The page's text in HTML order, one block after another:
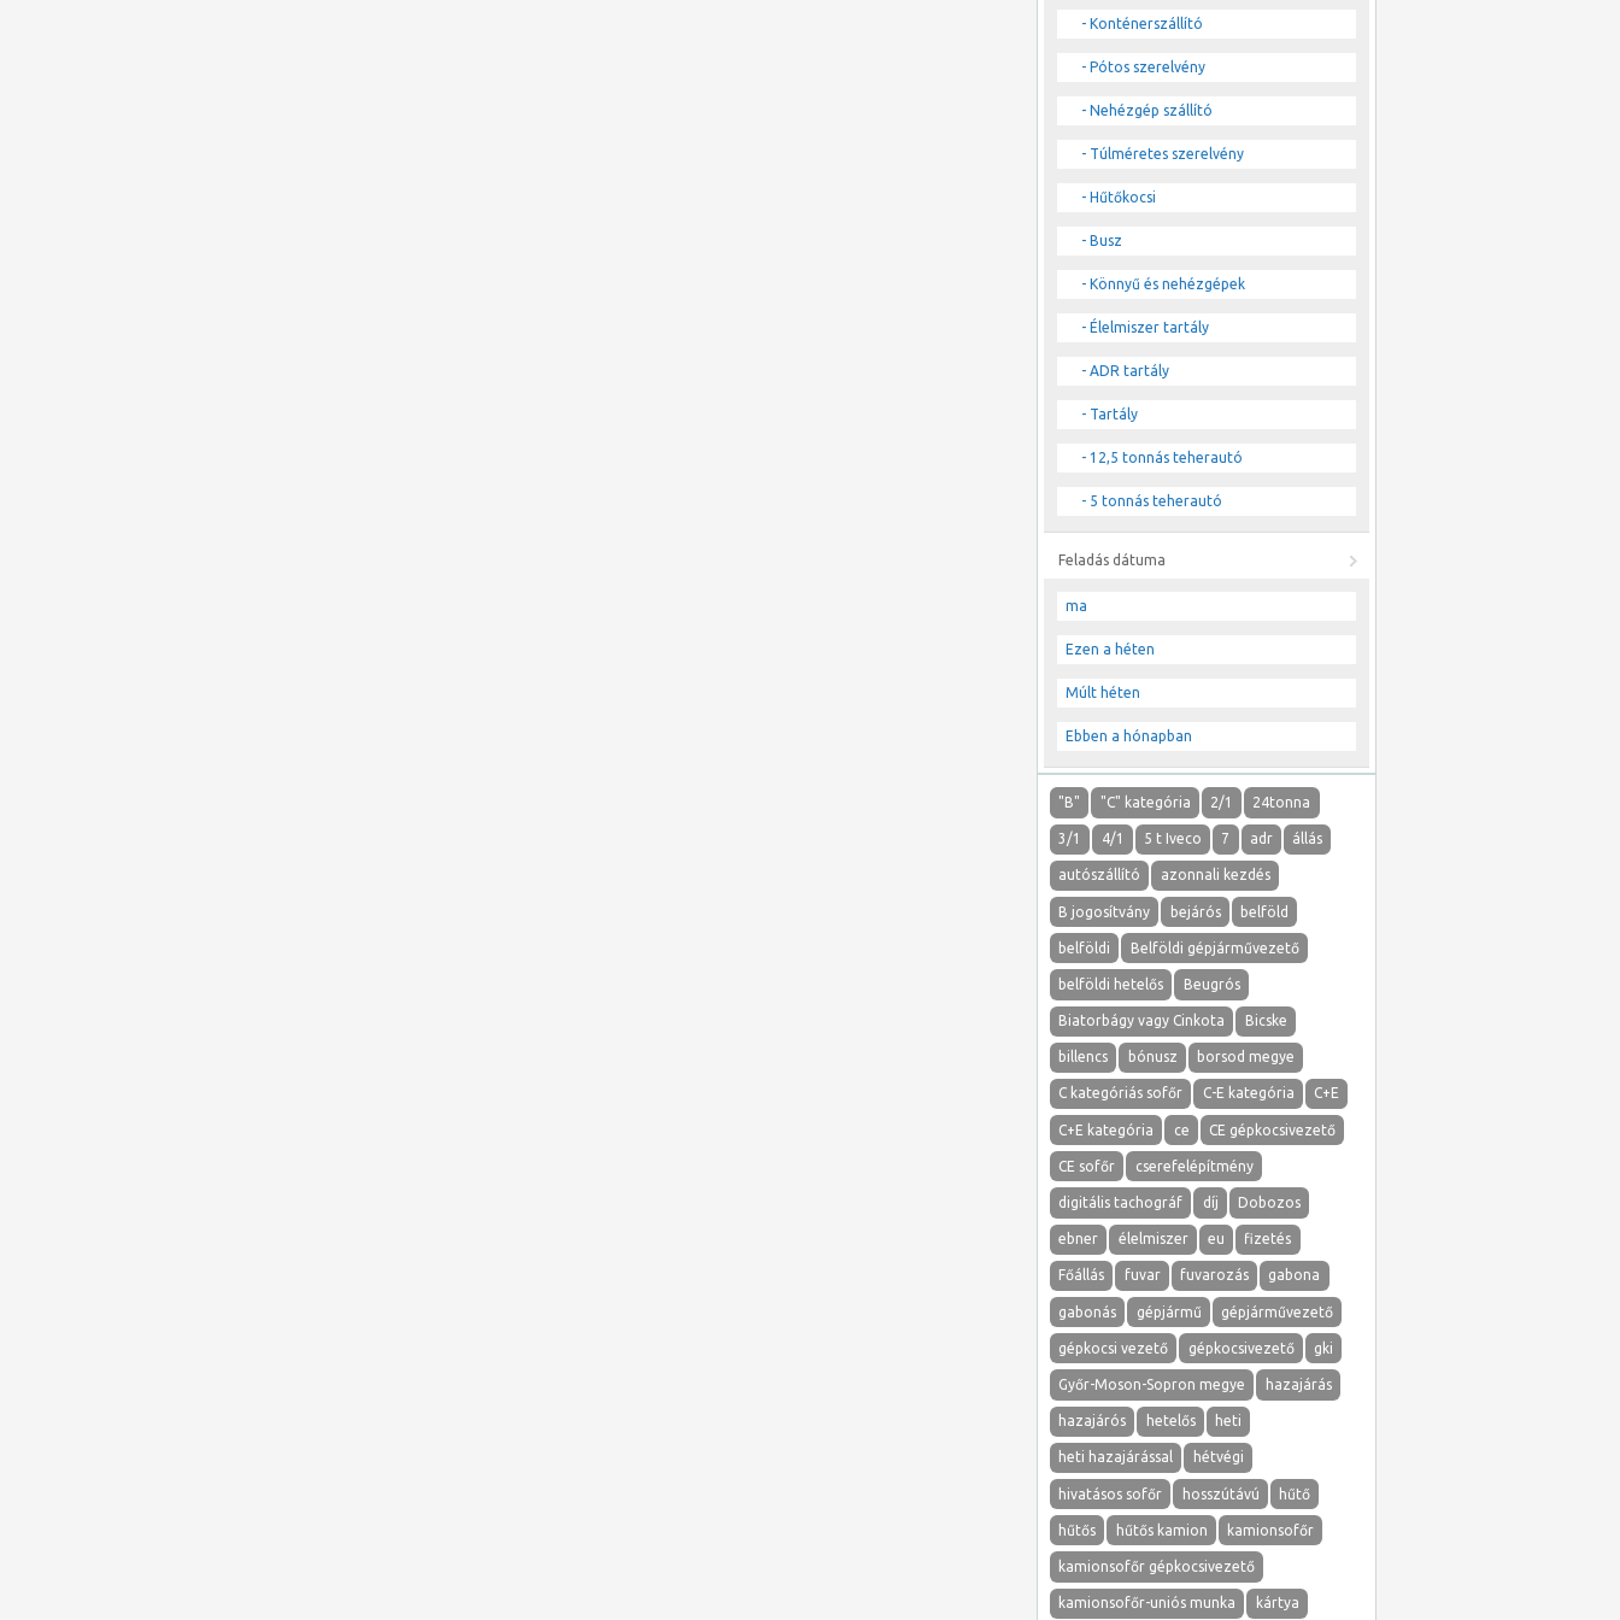
- Konténerszállító
- Pótos szerelvény
- Nehézgép szállító
- Túlméretes szerelvény
- Hűtőkocsi
- Busz
- Könnyű és nehézgépek
- Élelmiszer tartály
- ADR tartály
- Tartály
- 12,5 tonnás teherautó
- 5 tonnás teherautó
Feladás dátuma
ma
Ezen a héten
Múlt héten
Ebben a hónapban
"B" "C" kategória 2/1 24tonna
3/1 4/1 5 t Iveco 7 adr állás
autószállító azonnali kezdés
B jogosítvány bejárós belföld
belföldi Belföldi gépjárművezető
belföldi hetelős Beugrós
Biatorbágy vagy Cinkota Bicske
billencs bónusz borsod megye
C kategóriás sofőr C-E kategória C+E
C+E kategória ce CE gépkocsivezető
CE sofőr cserefelépítmény
digitális tachográf díj Dobozos
ebner élelmiszer eu fizetés
Főállás fuvar fuvarozás gabona
gabonás gépjármű gépjárművezető
gépkocsi vezető gépkocsivezető gki
Győr-Moson-Sopron megye hazajárás
hazajárós hetelős heti
heti hazajárással hétvégi
hivatásos sofőr hosszútávú hűtő
hűtős hűtős kamion kamionsofőr
kamionsofőr gépkocsivezető
kamionsofőr-uniós munka kártya